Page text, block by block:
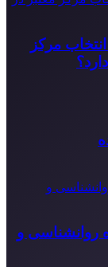
مرکز
روانشناسی و